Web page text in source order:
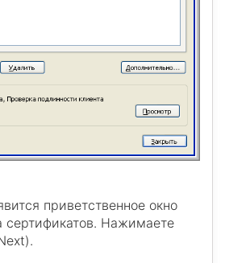
приветственное окно
сертификатов. Нажимаете